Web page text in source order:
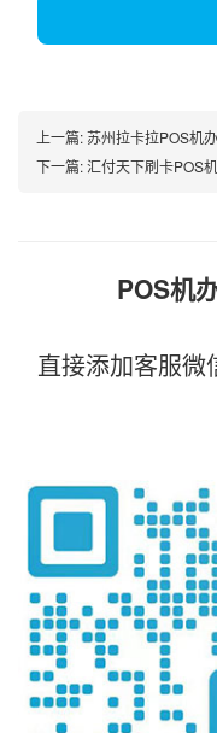
上一篇:苏州拉卡拉POS机
下一篇:汇付天下刷卡POS
POS机
直接添加客服微